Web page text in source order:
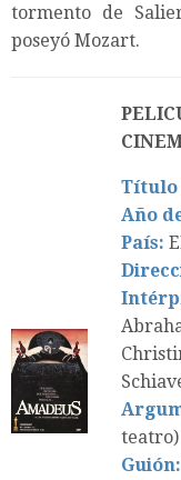
tormento de
poseyó Mozart.
Título
Año
País:
teatro)
Guión: